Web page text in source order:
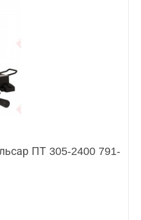
ПТ 305-2400 791-